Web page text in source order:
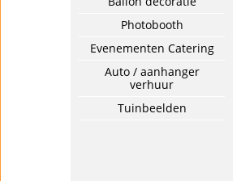
Photobooth
Evenementen Catering
Auto / aanhanger
verhuur
Tuinbeelden